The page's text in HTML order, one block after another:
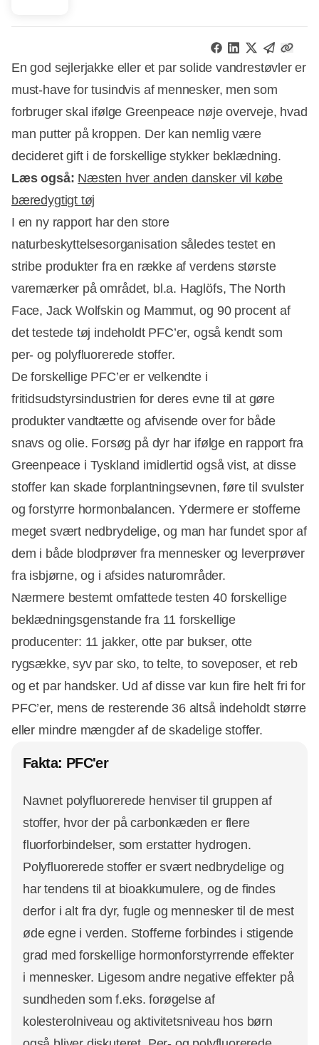
En god sejlerjakke eller et par solide vandrestøvler er
must-have for tusindvis af mennesker, men som
forbruger skal ifølge Greenpeace nøje overveje, hvad
man putter på kroppen. Der kan nemlig være
decideret gift i de forskellige stykker beklædning.
Læs også: Næsten hver anden dansker vil købe
bæredygtigt tøj
Annonce
I en ny rapport har den store
naturbeskyttelsesorganisation således testet en
stribe produkter fra en række af verdens største
varemærker på området, bl.a. Haglöfs, The North
Face, Jack Wolfskin og Mammut, og 90 procent af
det testede tøj indeholdt PFC’er, også kendt som
per- og polyfluorerede stoffer.
De forskellige PFC’er er velkendte i
fritidsudstyrsindustrien for deres evne til at gøre
produkter vandtætte og afvisende over for både
snavs og olie. Forsøg på dyr har ifølge en rapport fra
Greenpeace i Tyskland imidlertid også vist, at disse
stoffer kan skade forplantningsevnen, føre til svulster
og forstyrre hormonbalancen. Ydermere er stofferne
meget svært nedbrydelige, og man har fundet spor af
dem i både blodprøver fra mennesker og leverprøver
fra isbjørne, og i afsides naturområder.
Nærmere bestemt omfattede testen 40 forskellige
beklædningsgenstande fra 11 forskellige
producenter: 11 jakker, otte par bukser, otte
rygsække, syv par sko, to telte, to soveposer, et reb
og et par handsker. Ud af disse var kun fire helt fri for
PFC’er, mens de resterende 36 altså indeholdt større
eller mindre mængder af de skadelige stoffer.
Fakta: PFC'er
Navnet polyfluorerede henviser til gruppen af
stoffer, hvor der på carbonkæden er flere
fluorforbindelser, som erstatter hydrogen.
Polyfluorerede stoffer er svært nedbrydelige og
har tendens til at bioakkumulere, og de findes
derfor i alt fra dyr, fugle og mennesker til de mest
øde egne i verden. Stofferne forbindes i stigende
grad med forskellige hormonforstyrrende effekter
i mennesker. Ligesom andre negative effekter på
sundheden som f.eks. forøgelse af
kolesterolniveau og aktivitetsniveau hos børn